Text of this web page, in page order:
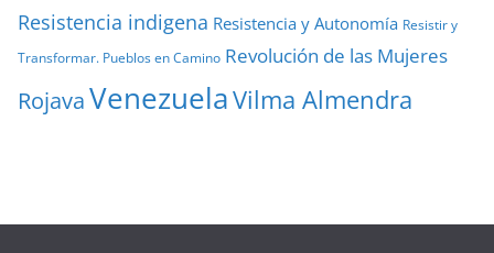
Resistencia indigena Resistencia y Autonomía Resistir y
Transformar. Pueblos en Camino Revolución de las Mujeres
RojavaVenezuelaVilma Almendra